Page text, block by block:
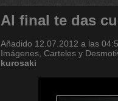
Al final te das
Añadido 12.07.2012 a las
Imágenes, Carteles y
kurosaki